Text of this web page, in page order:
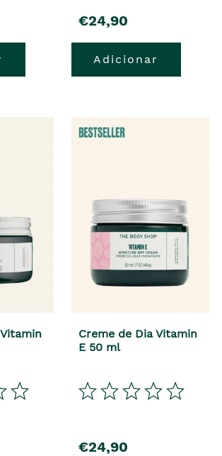
€24,90
Adicionar
Creme de Dia Vitamin
E 50 ml
€24,90